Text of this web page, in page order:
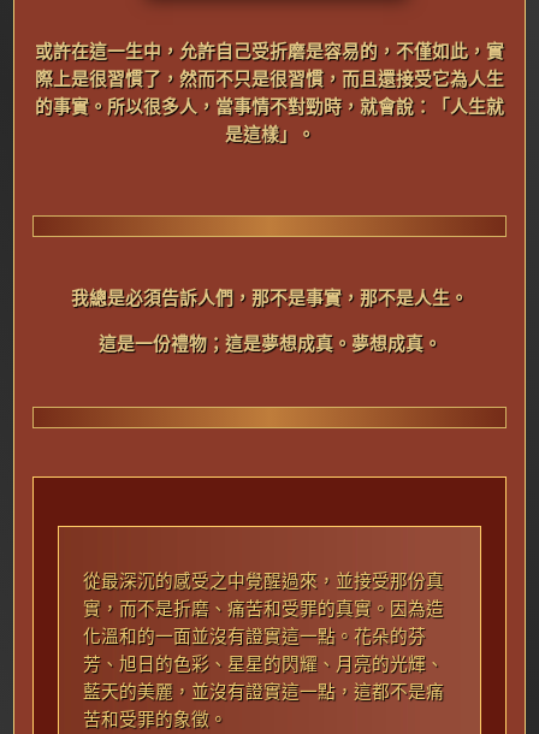
或許在這一生中，允許自己受折磨是容易的，不僅如此，實
際上是很習慣了，然而不只是很習慣，而且還接受它為人生
的事實。所以很多人，當事情不對勁時，就會說：「人生就
是這樣」。
我總是必須告訴人們，那不是事實，那不是人生。
這是一份禮物；這是夢想成真。夢想成真。
從最深沉的感受之中覺醒過來，並接受那份真
實，而不是折磨、痛苦和受罪的真實。因為造
化溫和的一面並沒有證實這一點。花朵的芬
芳、旭日的色彩、星星的閃耀、月亮的光輝、
藍天的美麗，並沒有證實這一點，這都不是痛
苦和受罪的象徵。